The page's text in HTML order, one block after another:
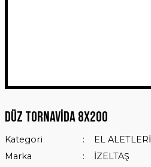
Düz Tornavida 8x200
Kategori
EL ALETLERİ
Marka
İZELTAŞ